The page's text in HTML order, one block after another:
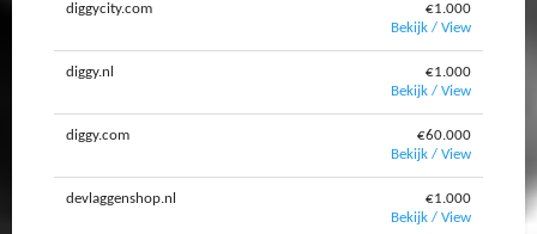
diggycity.com
€1.000
Bekijk / View
diggy.nl
€1.000
Bekijk / View
diggy.com
€60.000
Bekijk / View
devlaggenshop.nl
€1.000
Bekijk / View